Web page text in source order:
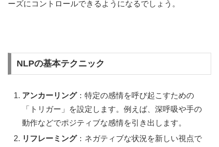
ーズにコントロールできるようになるでしょう。
NLPの基本テクニック
アンカーリング：特定の感情を呼び起こすための
「トリガー」を設定します。例えば、深呼吸や手の
動作などでポジティブな感情を引き出します。
リフレーミング：ネガティブな状況を新しい視点で